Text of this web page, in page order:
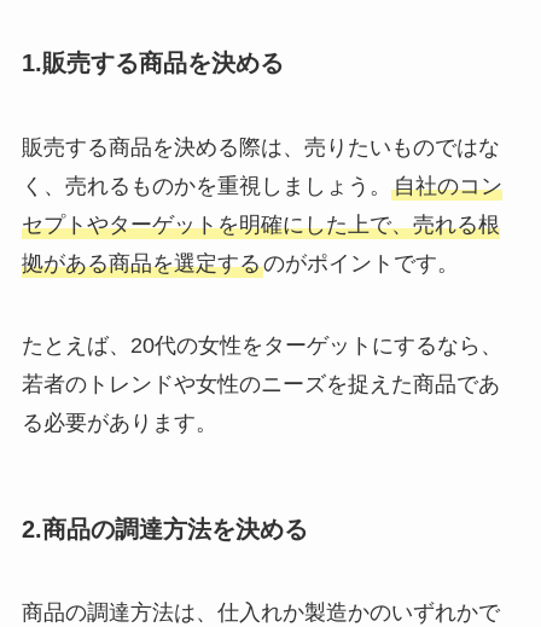
1.販売する商品を決める
販売する商品を決める際は、売りたいものではな
く、売れるものかを重視しましょう。 自社のコン
セプトやターゲットを明確にした上で、売れる根
拠がある商品を選定するのがポイントです。
たとえば、20代の女性をターゲットにするなら、
若者のトレンドや女性のニーズを捉えた商品であ
る必要があります。
2.商品の調達方法を決める
商品の調達方法は、仕入れか製造かのいずれかで